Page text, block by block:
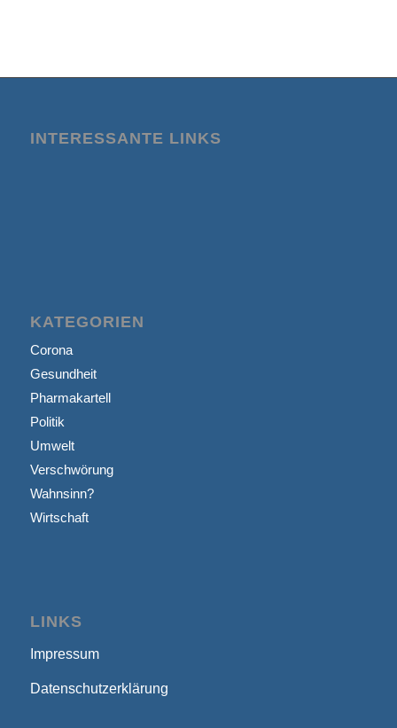
INTERESSANTE LINKS
KATEGORIEN
Corona
Gesundheit
Pharmakartell
Politik
Umwelt
Verschwörung
Wahnsinn?
Wirtschaft
LINKS
Impressum
Datenschutzerklärung